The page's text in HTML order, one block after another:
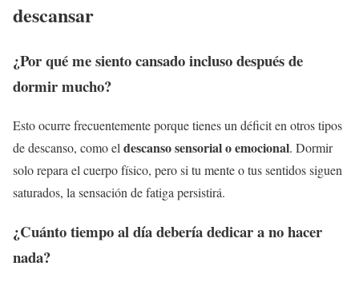
descansar
¿Por qué me siento cansado incluso después de
dormir mucho?
Esto ocurre frecuentemente porque tienes un déficit en otros tipos
de descanso, como el descanso sensorial o emocional. Dormir
solo repara el cuerpo físico, pero si tu mente o tus sentidos siguen
saturados, la sensación de fatiga persistirá.
¿Cuánto tiempo al día debería dedicar a no hacer
nada?